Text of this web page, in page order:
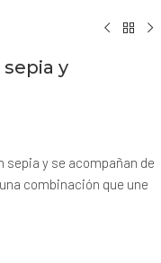
y
sepia y se acompañan de
combinación que une